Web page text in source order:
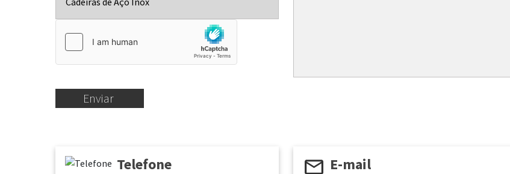
Enviar
Telefone E-mail